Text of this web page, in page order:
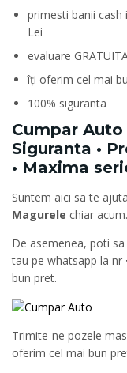
primesti banii cash
Lei
evaluare
îți oferim cel mai
100% siguranta
Cumpar Auto
Siguranta •
• Maxima
Suntem aici sa te
Magurele chiar
De asemenea, poti
tau pe whatsapp la nr
bun pret.
Trimite-ne pozele
oferim cel mai bun